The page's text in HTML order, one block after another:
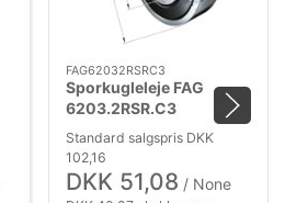
FAG62032RSRC3
Sporkugleleje FAG
6203.2RSR.C3
Standard salgspris DKK
102,16
DKK 51,08 / None